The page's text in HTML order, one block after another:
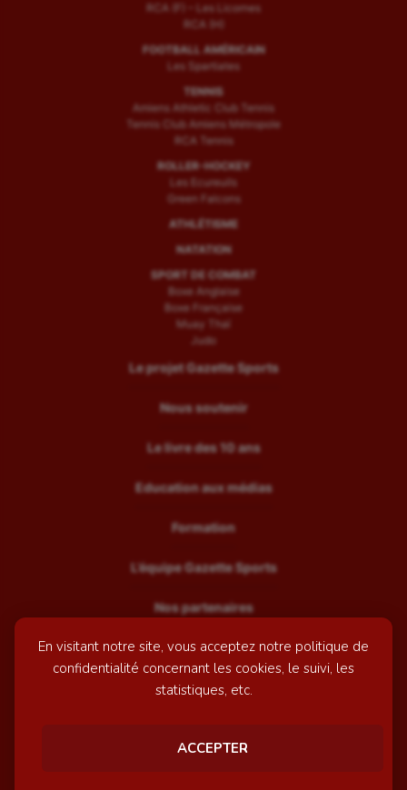
En visitant notre site, vous acceptez notre politique de
confidentialité concernant les cookies, le suivi, les
statistiques, etc.
ACCEPTER
RCA (F) – Les Licornes
RCA (H)
FOOTBALL AMÉRICAIN
Les Spartiates
TENNIS
Amiens Athletic Club Tennis
Tennis Club Amiens Métropole
RCA Tennis
ROLLER-HOCKEY
Les Ecureuils
Green Falcons
ATHLÉTISME
NATATION
SPORT DE COMBAT
Boxe Anglaise
Boxe Française
Muay Thaï
Judo
Le projet Gazette Sports
Nous soutenir
Le livre des 10 ans
Education aux médias
Formation
L’équipe Gazette Sports
Nos partenaires
Recrutement
Mentions légales